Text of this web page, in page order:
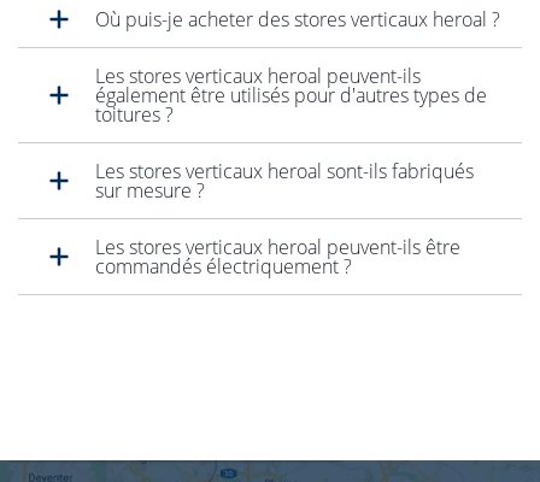
Où puis-je acheter des stores verticaux heroal ?
Les stores verticaux heroal peuvent-ils
également être utilisés pour d'autres types de
toitures ?
Les stores verticaux heroal sont-ils fabriqués
sur mesure ?
Les stores verticaux heroal peuvent-ils être
commandés électriquement ?